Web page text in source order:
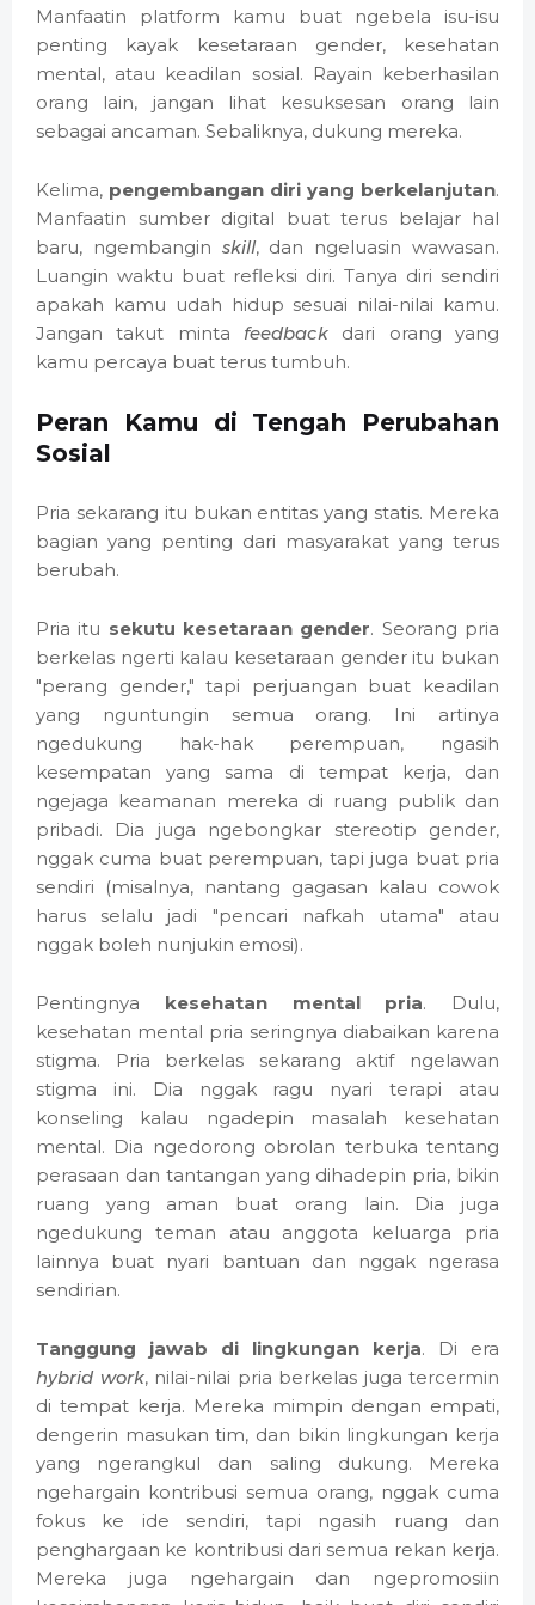
Manfaatin platform kamu buat ngebela isu-isu
penting kayak kesetaraan gender, kesehatan
mental, atau keadilan sosial. Rayain keberhasilan
orang lain, jangan lihat kesuksesan orang lain
sebagai ancaman. Sebaliknya, dukung mereka.
Kelima, pengembangan diri yang berkelanjutan.
Manfaatin sumber digital buat terus belajar hal
baru, ngembangin skill, dan ngeluasin wawasan.
Luangin waktu buat refleksi diri. Tanya diri sendiri
apakah kamu udah hidup sesuai nilai-nilai kamu.
Jangan takut minta feedback dari orang yang
kamu percaya buat terus tumbuh.
Peran Kamu di Tengah Perubahan
Sosial
Pria sekarang itu bukan entitas yang statis. Mereka
bagian yang penting dari masyarakat yang terus
berubah.
Pria itu sekutu kesetaraan gender. Seorang pria
berkelas ngerti kalau kesetaraan gender itu bukan
"perang gender," tapi perjuangan buat keadilan
yang nguntungin semua orang. Ini artinya
ngedukung hak-hak perempuan, ngasih
kesempatan yang sama di tempat kerja, dan
ngejaga keamanan mereka di ruang publik dan
pribadi. Dia juga ngebongkar stereotip gender,
nggak cuma buat perempuan, tapi juga buat pria
sendiri (misalnya, nantang gagasan kalau cowok
harus selalu jadi "pencari nafkah utama" atau
nggak boleh nunjukin emosi).
Pentingnya kesehatan mental pria. Dulu,
kesehatan mental pria seringnya diabaikan karena
stigma. Pria berkelas sekarang aktif ngelawan
stigma ini. Dia nggak ragu nyari terapi atau
konseling kalau ngadepin masalah kesehatan
mental. Dia ngedorong obrolan terbuka tentang
perasaan dan tantangan yang dihadepin pria, bikin
ruang yang aman buat orang lain. Dia juga
ngedukung teman atau anggota keluarga pria
lainnya buat nyari bantuan dan nggak ngerasa
sendirian.
Tanggung jawab di lingkungan kerja. Di era
hybrid work, nilai-nilai pria berkelas juga tercermin
di tempat kerja. Mereka mimpin dengan empati,
dengerin masukan tim, dan bikin lingkungan kerja
yang ngerangkul dan saling dukung. Mereka
ngehargain kontribusi semua orang, nggak cuma
fokus ke ide sendiri, tapi ngasih ruang dan
penghargaan ke kontribusi dari semua rekan kerja.
Mereka juga ngehargain dan ngepromosiin